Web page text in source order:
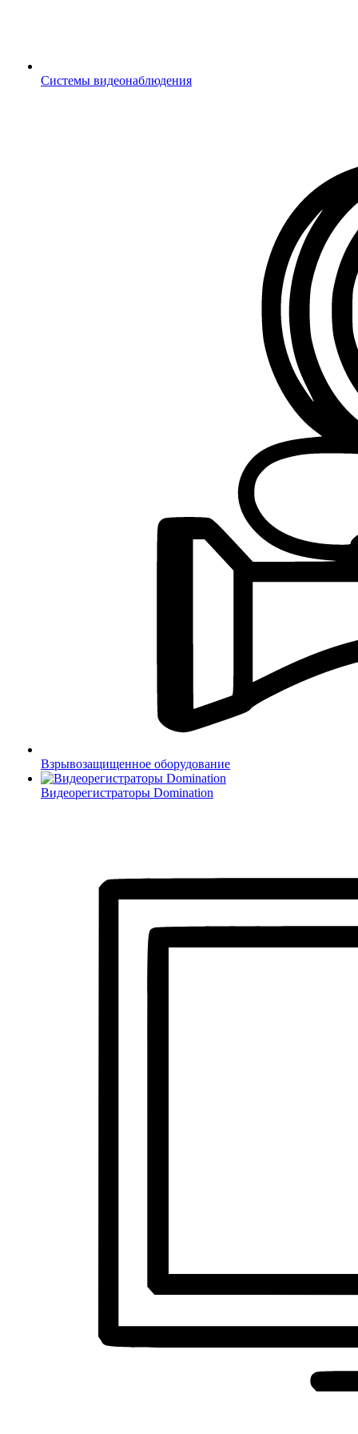
Системы видеонаблюдения
Взрывозащищенное оборудование
Видеорегистраторы Domination